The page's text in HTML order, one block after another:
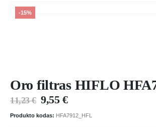
-15%
Oro filtras HIFLO
11,23€ 9,55€
Produkto kodas: HFA7912_HFL